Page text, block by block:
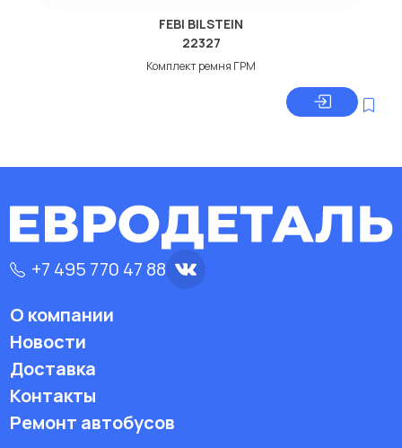
FEBI BILSTEIN
22327
Комплект ремня ГРМ
+7 495 770 47 88
О компании
Новости
Доставка
Контакты
Ремонт автобусов